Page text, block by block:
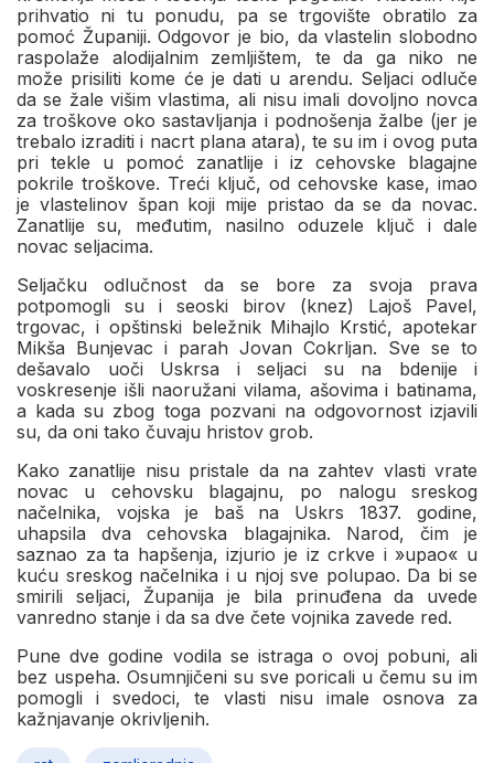
prihvatio ni tu ponudu, pa se trgovište obratilo za
pomoć Županiji. Odgovor je bio, da vlastelin slobodno
raspolaže alodijalnim zemljištem, te da ga niko ne
može prisiliti kome će je dati u arendu. Seljaci odluče
da se žale višim vlastima, ali nisu imali dovoljno novca
za troškove oko sastavljanja i podnošenja žalbe (jer je
trebalo izraditi i nacrt plana atara), te su im i ovog puta
pri tekle u pomoć zanatlije i iz cehovske blagajne
pokrile troškove. Treći ključ, od cehovske kase, imao
je vlastelinov špan koji mije pristao da se da novac.
Zanatlije su, međutim, nasilno oduzele ključ i dale
novac seljacima.
Seljačku odlučnost da se bore za svoja prava
potpomogli su i seoski birov (knez) Lajoš Pavel,
trgovac, i opštinski beležnik Mihajlo Krstić, apotekar
Mikša Bunjevac i parah Jovan Cokrljan. Sve se to
dešavalo uoči Uskrsa i seljaci su na bdenije i
voskresenje išli naoružani vilama, ašovima i batinama,
a kada su zbog toga pozvani na odgovornost izjavili
su, da oni tako čuvaju hristov grob.
Kako zanatlije nisu pristale da na zahtev vlasti vrate
novac u cehovsku blagajnu, po nalogu sreskog
načelnika, vojska je baš na Uskrs 1837. godine,
uhapsila dva cehovska blagajnika. Narod, čim je
saznao za ta hapšenja, izjurio je iz crkve i »upao« u
kuću sreskog načelnika i u njoj sve polupao. Da bi se
smirili seljaci, Županija je bila prinuđena da uvede
vanredno stanje i da sa dve čete vojnika zavede red.
Pune dve godine vodila se istraga o ovoj pobuni, ali
bez uspeha. Osumnjičeni su sve poricali u čemu su im
pomogli i svedoci, te vlasti nisu imale osnova za
kažnjavanje okrivljenih.